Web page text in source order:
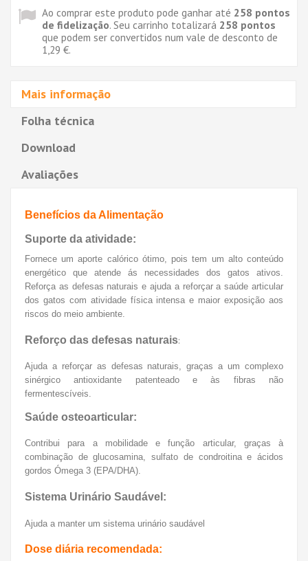
Ao comprar este produto pode ganhar até 258 pontos
de fidelização. Seu carrinho totalizará 258 pontos
que podem ser convertidos num vale de desconto de
1,29 €.
Mais informação
Folha técnica
Download
Avaliações
Benefícios da Alimentação
Suporte da atividade:
Fornece um aporte calórico ótimo, pois tem um alto conteúdo
energético que atende ás necessidades dos gatos ativos.
Reforça as defesas naturais e ajuda a reforçar a saúde articular
dos gatos com atividade física intensa e maior exposição aos
riscos do meio ambiente.
Reforço das defesas naturais:
Ajuda a reforçar as defesas naturais, graças a um complexo
sinérgico antioxidante patenteado e às fibras não
fermentescíveis.
Saúde osteoarticular:
Contribui para a mobilidade e função articular, graças à
combinação de glucosamina, sulfato de condroitina e ácidos
gordos Ómega 3 (EPA/DHA).
Sistema Urinário Saudável:
Ajuda a manter um sistema urinário saudável
Dose diária recomendada: